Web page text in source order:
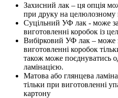
Захисний лак – ця опція
при друку на целюлозному
Суцільний УФ лак - може
виготовленні коробок із
Вибірковий УФ лак – може
виготовленні коробок
також може поєднуватись
ламінацією.
Матова або глянцева
тільки при виготовленні
картону